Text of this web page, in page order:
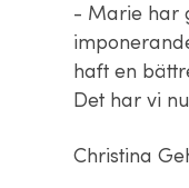
- Marie har
haft en
Det har vi
Christina